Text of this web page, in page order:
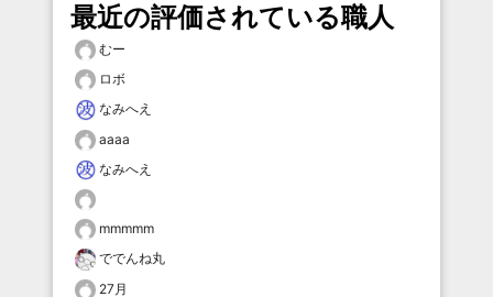
最近の評価されている職人
むー
ロボ
なみへえ
aaaa
なみへえ
mmmmm
ででんね丸
27月